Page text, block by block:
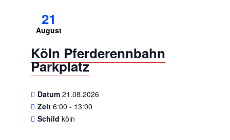
21
August
Köln Pferderennbahn
Parkplatz
Datum 21.08.2026
Zeit 6:00 - 13:00
Schild köln